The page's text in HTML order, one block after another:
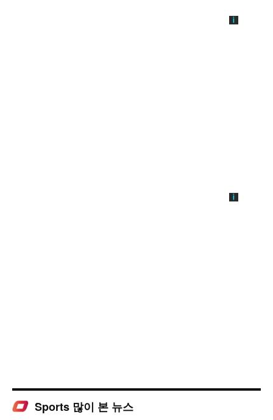
Sports 많이 본 뉴스